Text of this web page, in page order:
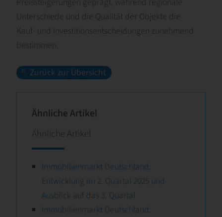
Unterschiede und die Qualität der Objekte die
Kauf- und Investitionsentscheidungen zunehmend
bestimmen.
Zurück zur Übersicht
Ähnliche Artikel
Ähnliche Artikel
Immobilienmarkt Deutschland:
Entwicklung im 2. Quartal 2025 und
Ausblick auf das 3. Quartal
Immobilienmarkt Deutschland: